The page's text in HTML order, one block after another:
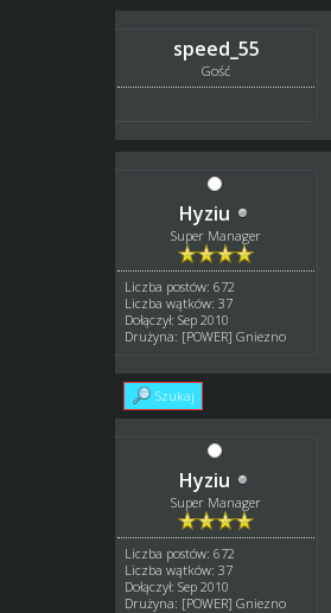
speed_55
Gość
Hyziu
Super Manager
Liczba postów: 672
Liczba wątków: 37
Dołączył: Sep 2010
Drużyna: [POWER] Gniezno
Szukaj
Hyziu
Super Manager
Liczba postów: 672
Liczba wątków: 37
Dołączył: Sep 2010
Drużyna: [POWER] Gniezno